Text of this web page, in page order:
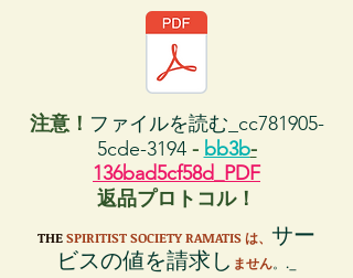
注意！ ファイルを読む_cc781905-
5cde-3194 - bb3b-
136bad5cf58d_PDF
返品プロトコル！
THESPIRITIST SOCIETY RAMATIS は、 サー
ビスの値を請求し ません。._